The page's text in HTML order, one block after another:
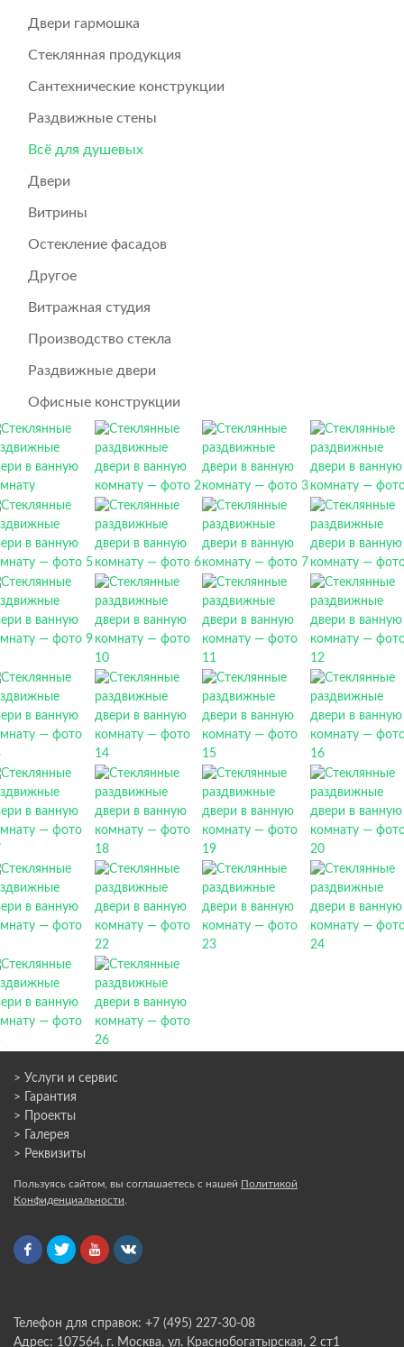
Двери гармошка
Стеклянная продукция
Сантехнические конструкции
Раздвижные стены
Всё для душевых
Двери
Витрины
Остекление фасадов
Другое
Витражная студия
Производство стекла
Раздвижные двери
Офисные конструкции
> Услуги и сервис
> Гарантия
> Проекты
> Галерея
> Реквизиты
Пользуясь сайтом, вы соглашаетесь с нашей Политикой
Конфиденциальности
Телефон для справок: +7 (495) 227-30-08
Адрес: 107564, г. Москва, ул. Краснобогатырская, 2 ст1